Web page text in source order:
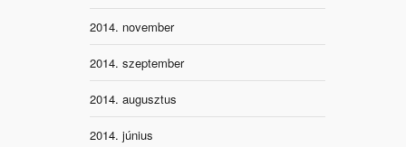
2014. november
2014. szeptember
2014. augusztus
2014. június